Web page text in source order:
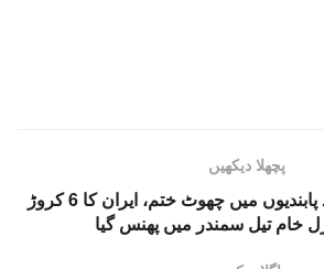
پچھلا دیکھیں
امریکا کی جانب سے پابندیوں میں چھوٹ ختم، ایران کا 6 کروڑ